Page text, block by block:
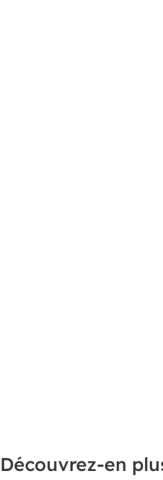
Découvrez-en